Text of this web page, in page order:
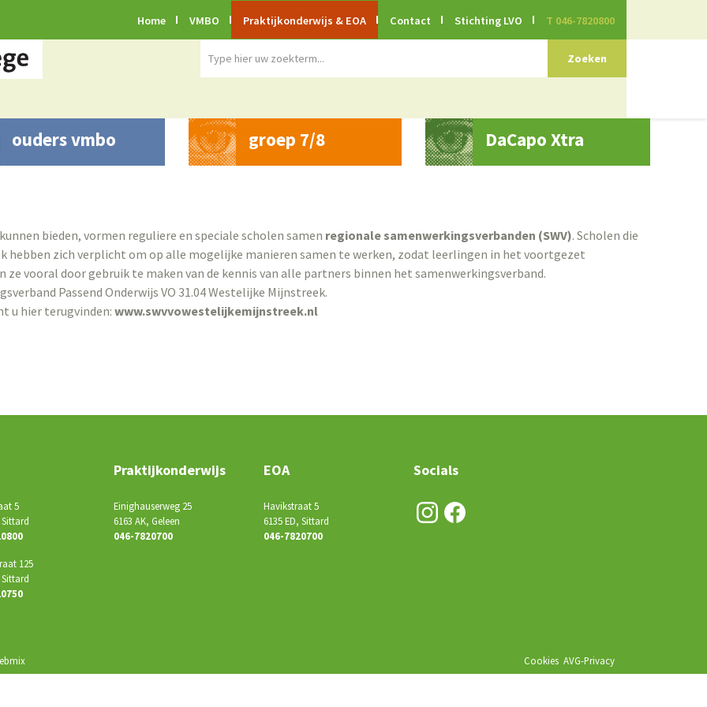
Home VMBO Praktijkonderwijs & EOA Contact Stichting LVO T 046-7820800
ONDERWIJS
Begeleiding en ondersteuning
Examen
OVERIGE
Activiteiten
Gedragscode
ouders vmbo
BEGELEIDING
Decanaat
Loopbaanoriëntatie en
Meldcode
Ontwikkelings Perspectief Plan
(OPP)
Ondersteuning Preventie Team
(OPT)
PRAKTISCHE ZAKEN
Handleiding activeren
2026
Lestijden
Schorsing & Verwijdering
Vakantierooster
Verzuim
RESULTATEN
Scholen op de kaart
groep 7/8 DaCapo Xtra
bieden, vormen reguliere en speciale scholen samen regionale samenwerkingsverbanden (SWV). Scholen die
hebben zich verplicht om op alle mogelijke manieren samen te werken, zodat leerlingen in het voortgezet
ze vooral door gebruik te maken van de kennis van alle partners binnen het samenwerkingsverband.
Passend Onderwijs VO 31.04 Westelijke Mijnstreek.
u hier terugvinden: www.swvvowestelijkemijnstreek.nl
5
Sittard
125
Sittard
Praktijkonderwijs
Einighauserweg 25
6163 AK, Geleen
046-7820700
EOA
Havikstraat 5
6135 ED, Sittard
046-7820700
Socials
Cookies AVG-Privacy